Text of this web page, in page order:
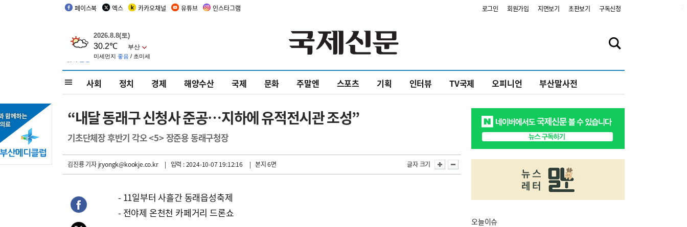
페이스북 엑스 카카오채널 유튜브 인스타그램 로그인 회원가입 지면보기 초판보기 구독신청
사회 정치 경제 해양수산 국제 문화 주말엔 스포츠 기획 인터뷰 TV국제 오피니언 부산말사전
“내달 동래구 신청사 준공…지하에 유적전시관 조성”
기초단체장 후반기 각오 <5> 장준용 동래구청장
김진룡 기자jryongk@kookje.co.kr | 입력 : 2024-10-07 19:12:16 | 본지 6면 글자 크기
- 11일부터 사흘간 동래읍성축제
- 전야제 온천천 카페거리 드론쇼
오늘이슈